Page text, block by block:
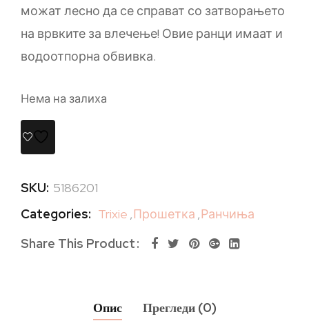
можат лесно да се справат со затворањето
на врвките за влечење! Овие ранци имаат и
водоотпорна обвивка.
Нема на залиха
SKU: 5186201
Categories: Trixie ,Прошетка ,Ранчиња
Share This Product
Опис Прегледи (0)